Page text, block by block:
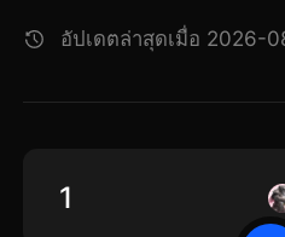
อัปเดตล่าสุดเมื่อ 2026-